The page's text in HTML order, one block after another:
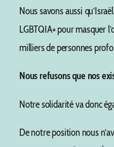
Nous savons aussi
LGBTQIA+ pour masquer
milliers de personnes
Nous refusons que nos
Notre solidarité va donc
De notre position nous